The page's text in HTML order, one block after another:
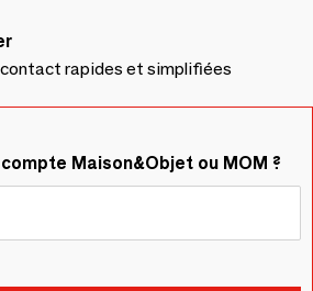
rapides et simplifiées
Maison&Objet ou MOM ?